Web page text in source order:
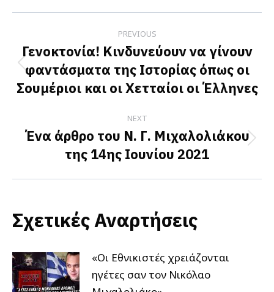
navigation
PREVIOUS
Previous
post:
Γενοκτονία! Κινδυνεύουν να γίνουν
φαντάσματα της Ιστορίας όπως οι
Σουμέριοι και οι Χετταίοι οι Έλληνες
NEXT
Next
post:
Ένα άρθρο του Ν. Γ. Μιχαλολιάκου
της 14ης Ιουνίου 2021
Σχετικές Αναρτήσεις
«Οι Εθνικιστές χρειάζονται
ηγέτες σαν τον Νικόλαο